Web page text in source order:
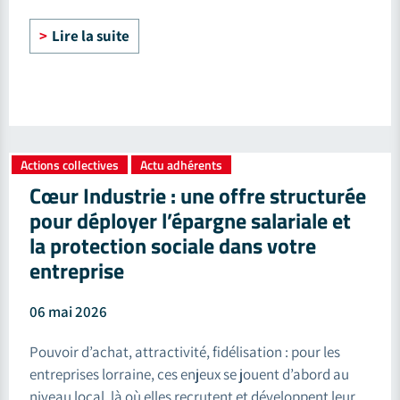
Lire la suite
Actions collectives Actu adhérents
Cœur Industrie : une offre structurée
pour déployer l’épargne salariale et
la protection sociale dans votre
entreprise
06 mai 2026
Pouvoir d’achat, attractivité, fidélisation : pour les
entreprises lorraine, ces enjeux se jouent d’abord au
niveau local, là où elles recrutent et développent leur